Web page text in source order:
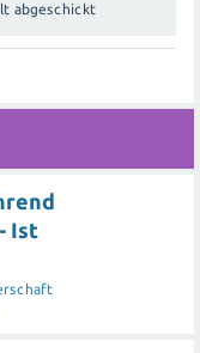
abgeschickt
Ist